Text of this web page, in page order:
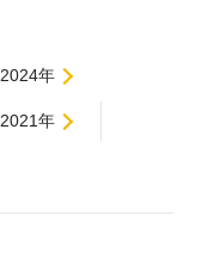
2024年
2021年